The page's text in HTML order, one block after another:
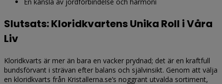
Slutsats: Kloridkvartens Unika Roll i Våra
Liv
Kloridkvarts är mer än bara en vacker prydnad; det är en kraftfull
bundsförvant i strävan efter balans och självinsikt. Genom att välja
en kloridkvarts från Kristallerna.se’s noggrant utvalda sortiment,